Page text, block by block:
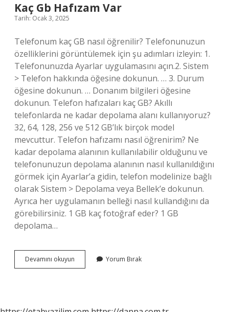
Kaç Gb Hafızam Var
Tarih: Ocak 3, 2025
Telefonum kaç GB nasıl öğrenilir? Telefonunuzun
özelliklerini görüntülemek için şu adımları izleyin: 1.
Telefonunuzda Ayarlar uygulamasını açın.2. Sistem
> Telefon hakkında öğesine dokunun. … 3. Durum
öğesine dokunun. … Donanım bilgileri öğesine
dokunun. Telefon hafızaları kaç GB? Akıllı
telefonlarda ne kadar depolama alanı kullanıyoruz?
32, 64, 128, 256 ve 512 GB’lık birçok model
mevcuttur. Telefon hafızamı nasıl öğrenirim? Ne
kadar depolama alanının kullanılabilir olduğunu ve
telefonunuzun depolama alanının nasıl kullanıldığını
görmek için Ayarlar’a gidin, telefon modelinize bağlı
olarak Sistem > Depolama veya Bellek’e dokunun.
Ayrıca her uygulamanın belleği nasıl kullandığını da
görebilirsiniz. 1 GB kaç fotoğraf eder? 1 GB
depolama…
Devamını okuyun
Gb
Yorum Bırak